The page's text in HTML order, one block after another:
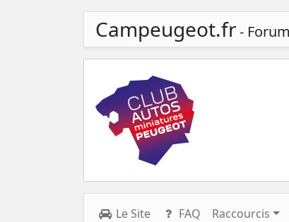
Campeugeot.fr-
Le Site FAQ Raccourcis